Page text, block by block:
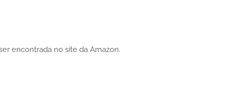
encontrada no site da Amazon.